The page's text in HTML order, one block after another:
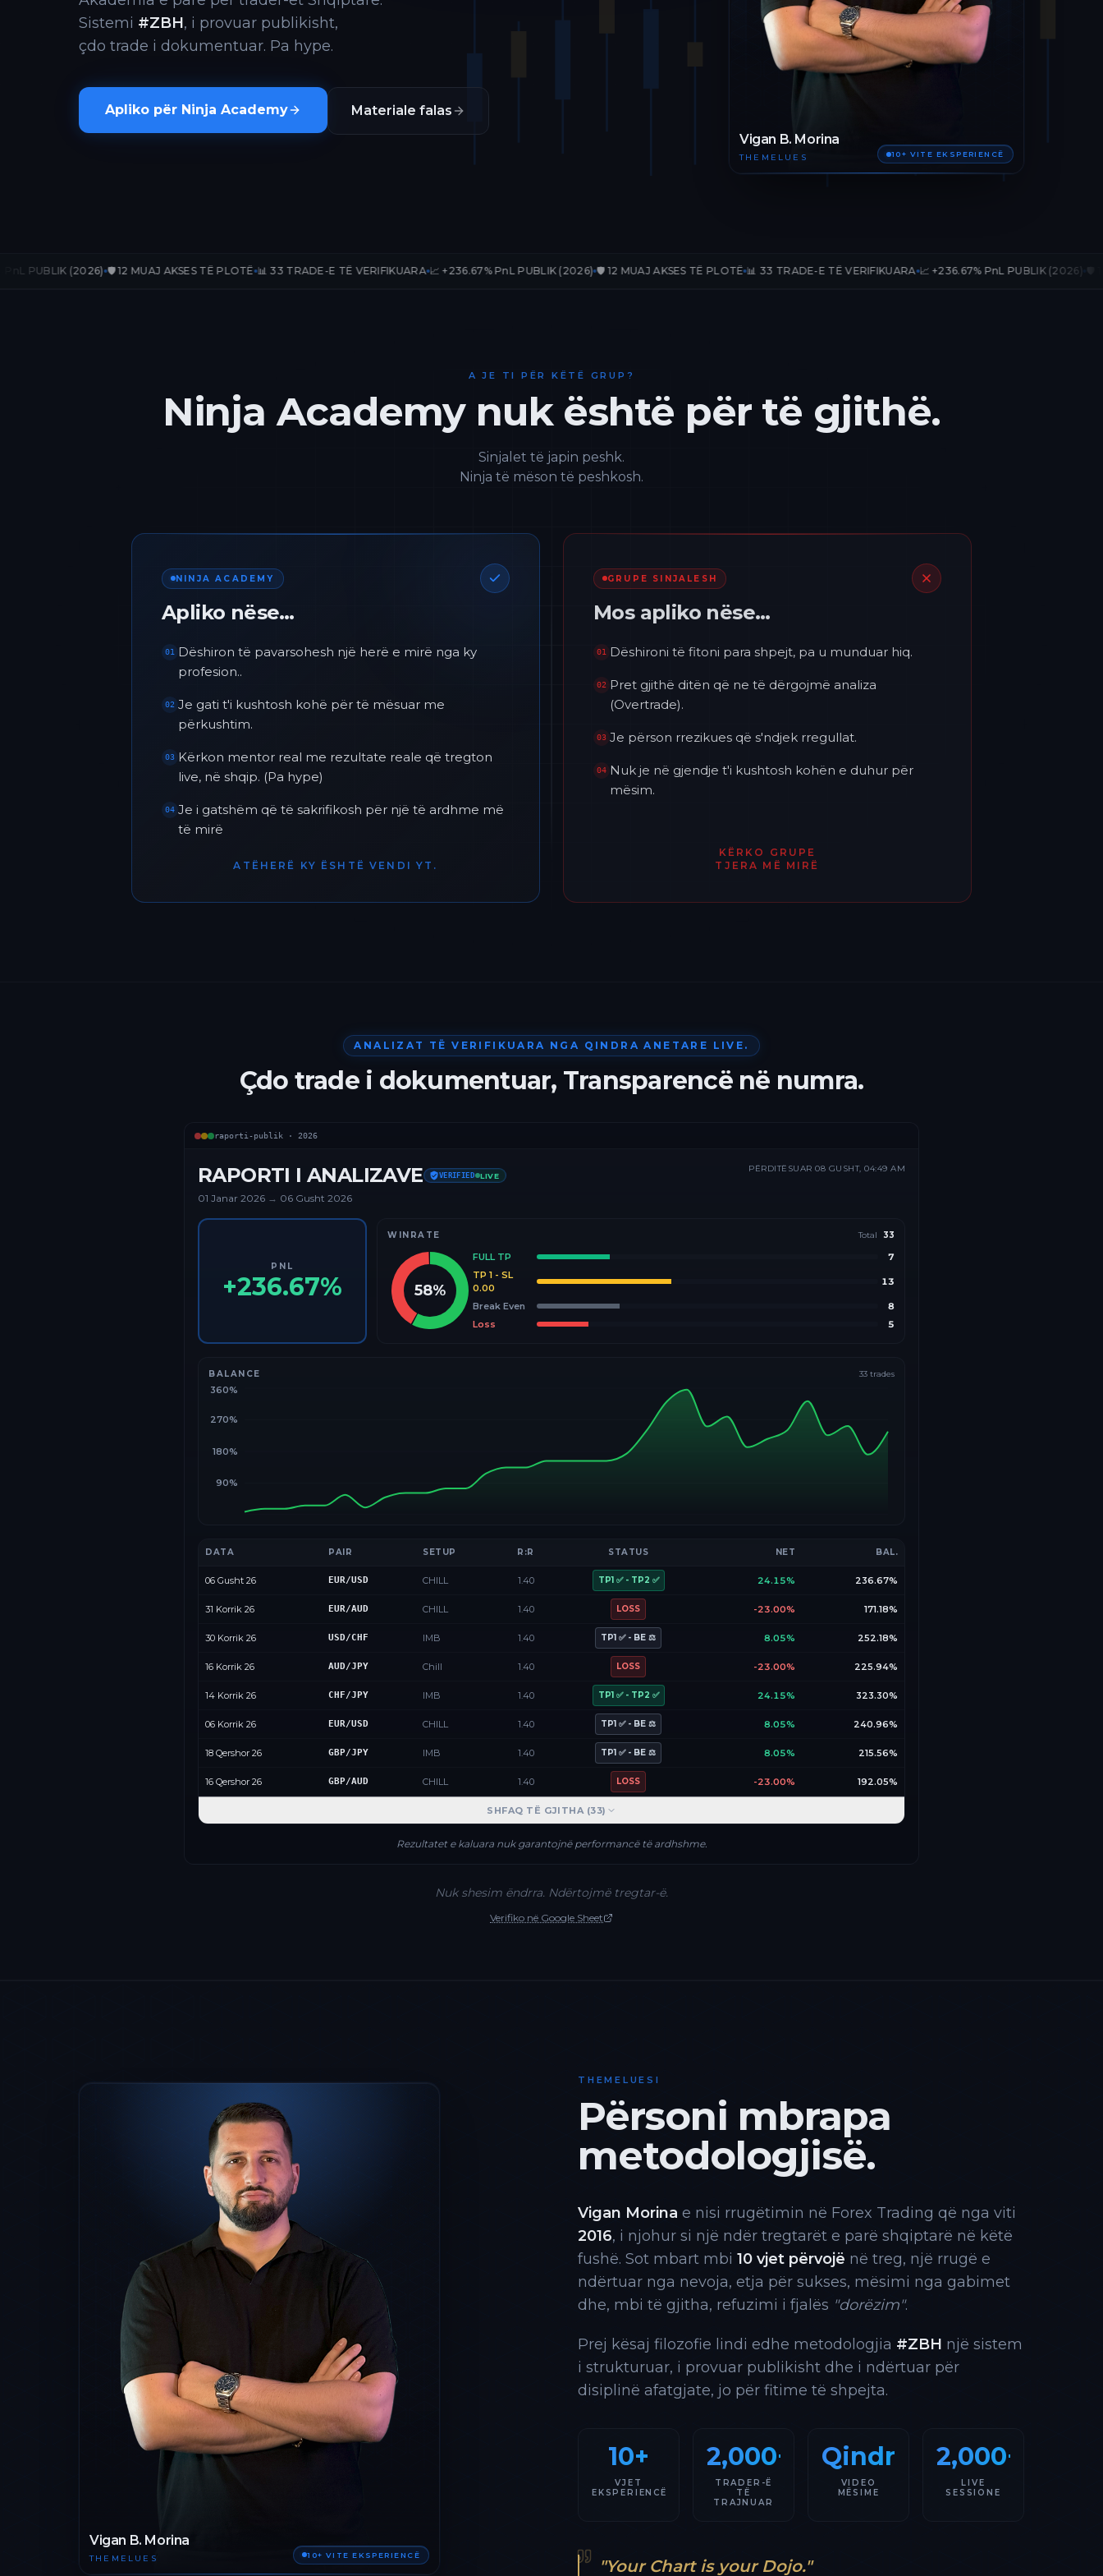
Vigan B. Morina
THEMELUES 10+ VITE EKSPERIENCË
Sistemi #ZBH, i provuar publikisht,
çdo trade i dokumentuar. Pa hype.
Apliko për Ninja Academy Materiale falas
🛡️ 12 MUAJ AKSES TË PLOTË 📊 33 TRADE-E TË VERIFIKUARA 📈 +236.67% PnL PUBLIK (2026) 🛡️ 12 MUAJ AKSES TË PLOTË 📊 33 TRADE-E TË VERIFIKUARA 📈 +236.67% PnL PUBLIK (2026) 🛡️ 12 MUAJ
A JE TI PËR KËTË GRUP?
Ninja Academy nuk është për të gjithë.
Sinjalet të japin peshk.
Ninja të mëson të peshkosh.
GRUPE SINJALESH
Mos apliko nëse…
01 Dëshironi të fitoni para shpejt, pa u munduar hiq.
02 Pret gjithë ditën që ne të dërgojmë analiza
(Overtrade).
03 Je përson rrezikues që s'ndjek rregullat.
04 Nuk je në gjendje t'i kushtosh kohën e duhur për
mësim.
KËRKO GRUPE
TJERA MË MIRË
NINJA ACADEMY
Apliko nëse…
01
Dëshiron të pavarsohesh një herë e mirë nga ky
profesion..
02 Je gati t'i kushtosh kohë për të mësuar me
përkushtim.
03 Kërkon mentor real me rezultate reale që tregton
live, në shqip. (Pa hype)
04 Je i gatshëm që të sakrifikosh për një të ardhme më
të mirë
ATËHERË KY ËSHTË VENDI YT.
ANALIZAT TË VERIFIKUARA NGA QINDRA ANETARE LIVE.
Çdo trade i dokumentuar, Transparencë në numra.
raporti-publik · 2026
RAPORTI I ANALIZAVE VERIFIED LIVE
01 Janar 2026 → 06 Gusht 2026
PËRDITËSUAR 08 GUSHT, 04:49 AM
PNL
+236.67%
WINRATE Total 33
58%
FULL TP
7
TP 1 - SL
0.00
13
Break Even
8
Loss
5
BALANCE 33 trades
90%
180%
270%
360%
DATA PAIR SETUP R:R STATUS NET BAL.
06 Gusht 26 EUR/USD CHILL 1.40 TP1 ✅ - TP2 ✅ 24.15% 236.67%
31 Korrik 26 EUR/AUD CHILL 1.40 LOSS -23.00% 171.18%
30 Korrik 26 USD/CHF IMB 1.40 TP1 ✅ - BE ⚖️ 8.05% 252.18%
16 Korrik 26 AUD/JPY Chill 1.40 LOSS -23.00% 225.94%
14 Korrik 26 CHF/JPY IMB 1.40 TP1 ✅ - TP2 ✅ 24.15% 323.30%
06 Korrik 26 EUR/USD CHILL 1.40 TP1 ✅ - BE ⚖️ 8.05% 240.96%
18 Qershor 26 GBP/JPY IMB 1.40 TP1 ✅ - BE ⚖️ 8.05% 215.56%
16 Qershor 26 GBP/AUD CHILL 1.40 LOSS -23.00% 192.05%
SHFAQ TË GJITHA (33)
Rezultatet e kaluara nuk garantojnë performancë të ardhshme.
Nuk shesim ëndrra. Ndërtojmë tregtar-ë.
Verifiko në Google Sheet
Vigan B. Morina
THEMELUES 10+ VITE EKSPERIENCË
THEMELUESI
Përsoni mbrapa
metodologjisë.
Vigan Morina e nisi rrugëtimin në Forex Trading që nga viti
2016, i njohur si një ndër tregtarët e parë shqiptarë në këtë
fushë. Sot mbart mbi 10 vjet përvojë në treg, një rrugë e
ndërtuar nga nevoja, etja për sukses, mësimi nga gabimet
dhe, mbi të gjitha, refuzimi i fjalës "dorëzim".
Prej kësaj filozofie lindi edhe metodologjia #ZBH një sistem
i strukturuar, i provuar publikisht dhe i ndërtuar për
disiplinë afatgjate, jo për fitime të shpejta.
10+
VJET
EKSPERIENCË
2,000+
TRADER-Ë
TË
TRAJNUAR
Qindra
VIDEO
MËSIME
2,000+
LIVE
SESSIONE
"Your Chart is your Dojo."